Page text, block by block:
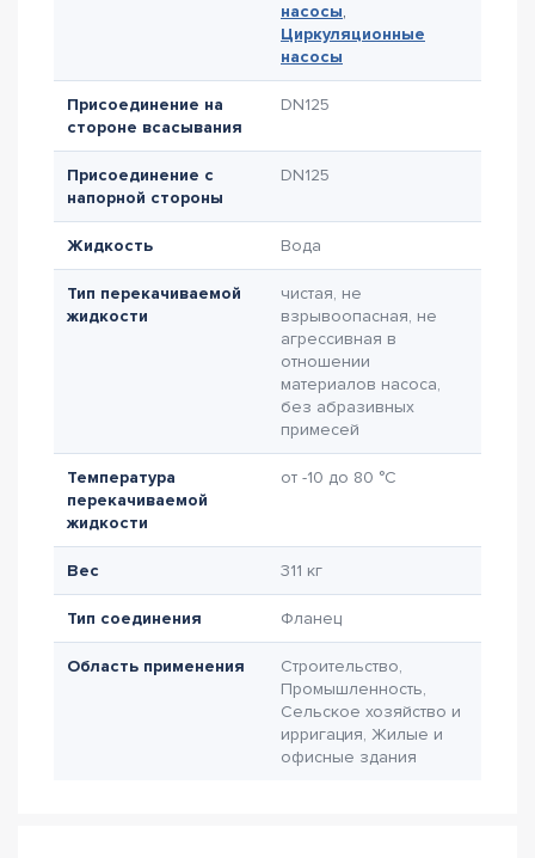
насосы,
Циркуляционные
насосы
Присоединение на
стороне всасывания
DN125
Присоединение с
напорной стороны
DN125
Жидкость Вода
Тип перекачиваемой
жидкости
чистая, не
взрывоопасная, не
агрессивная в
отношении
материалов насоса,
без абразивных
примесей
Температура
перекачиваемой
жидкости
от -10 до 80 °C
Вес 311 кг
Тип соединения Фланец
Область применения
Строительство,
Промышленность,
Сельское хозяйство и
ирригация, Жилые и
офисные здания